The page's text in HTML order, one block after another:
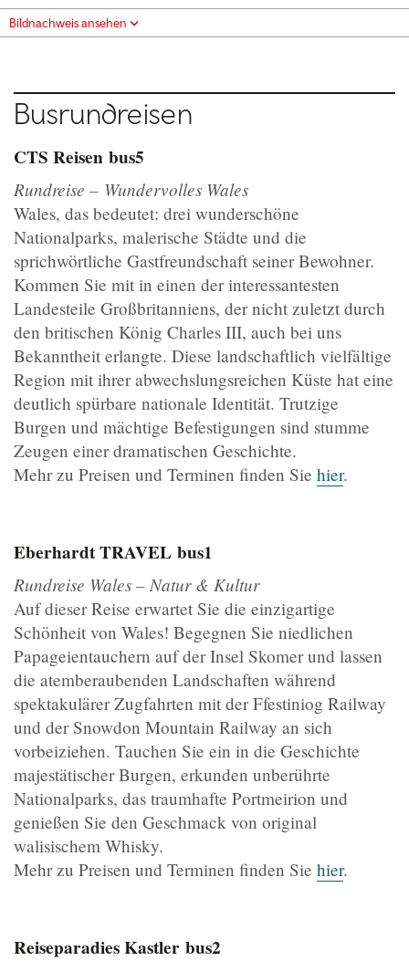
Bildnachweis ansehen
Busrundreisen
CTS Reisen bus5
Rundreise – Wundervolles Wales
Wales, das bedeutet: drei wunderschöne
Nationalparks, malerische Städte und die
sprichwörtliche Gastfreundschaft seiner Bewohner.
Kommen Sie mit in einen der interessantesten
Landesteile Großbritanniens, der nicht zuletzt durch
den britischen König Charles III, auch bei uns
Bekanntheit erlangte. Diese landschaftlich vielfältige
Region mit ihrer abwechslungsreichen Küste hat eine
deutlich spürbare nationale Identität. Trutzige
Burgen und mächtige Befestigungen sind stumme
Zeugen einer dramatischen Geschichte.
Mehr zu Preisen und Terminen finden Sie hier.
Eberhardt TRAVEL bus1
Rundreise Wales – Natur & Kultur
Auf dieser Reise erwartet Sie die einzigartige
Schönheit von Wales! Begegnen Sie niedlichen
Papageientauchern auf der Insel Skomer und lassen
die atemberaubenden Landschaften während
spektakulärer Zugfahrten mit der Ffestiniog Railway
und der Snowdon Mountain Railway an sich
vorbeiziehen. Tauchen Sie ein in die Geschichte
majestätischer Burgen, erkunden unberührte
Nationalparks, das traumhafte Portmeirion und
genießen Sie den Geschmack von original
walisischem Whisky.
Mehr zu Preisen und Terminen finden Sie hier.
Reiseparadies Kastler bus2